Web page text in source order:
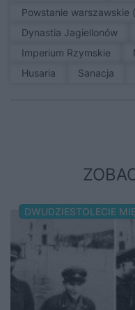
Powstanie warszawskie
Dynastia Jagiellonów
Imperium Rzymskie
Husaria
sanacja
DWUDZIESTOLECIE